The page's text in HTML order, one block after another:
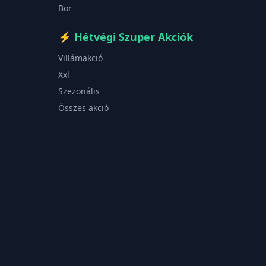
Bor
⚡ Hétvégi Szuper Akciók
Villámakció
Xxl
Szezonális
Összes akció